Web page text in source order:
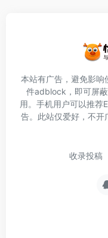
本站有广告，避免影响
件adblock ，即可屏
用。手机用户可以推
告。此站仅爱好，不开
收录投稿